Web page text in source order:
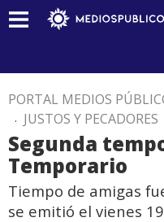
PORTAL MEDIOS
. JUSTOS Y PECADORES
Segunda
Temporario
Tiempo de amigas
se emitió el vienes